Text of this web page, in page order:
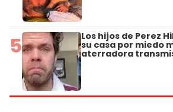
5 Los hijos de Perez
su casa por miedo
aterradora